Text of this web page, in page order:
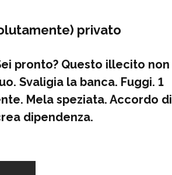
privato
pronto? Questo illecito non
Svaligia la banca. Fuggi. 1
Mela speziata. Accordo di
dipendenza.